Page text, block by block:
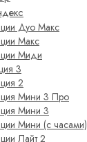
Дуо Макс
Макс
Миди
3
2
Мини 3 Про
Мини 3
Мини (с часами)
Лайт 2